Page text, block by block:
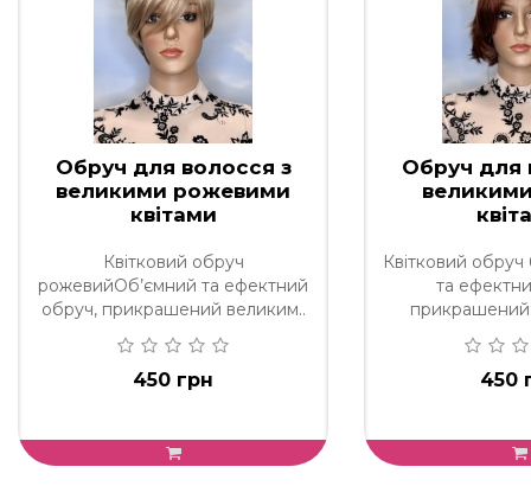
Обруч для волосся з
великими рожевими
квітами
Квітковий обруч
рожевийОб’ємний та ефектний
обруч, прикрашений великим..
450 грн
Обруч для
Квітковий
та
450